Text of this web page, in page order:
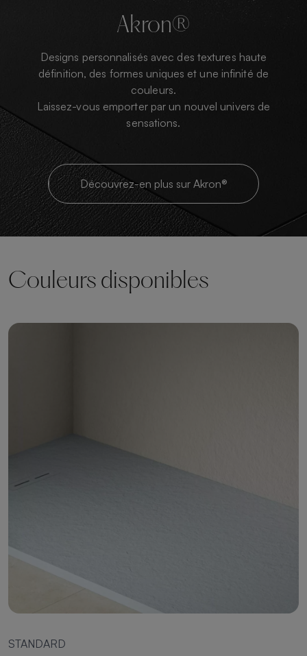
Akron®
Designs personnalisés avec des textures haute
définition, des formes uniques et une infinité de
couleurs.
Laissez-vous emporter par un nouvel univers de
sensations.
Découvrez-en plus sur Akron®
Couleurs disponibles
STANDARD